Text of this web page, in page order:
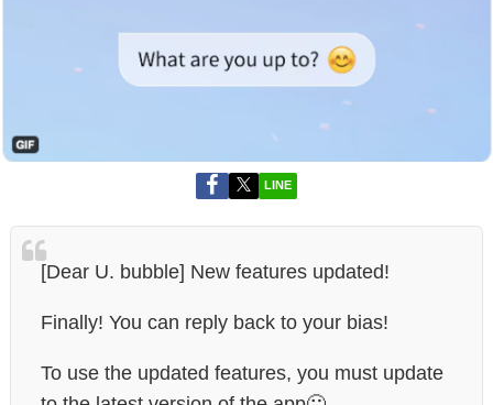
LINE
[Dear U. bubble] New features updated!
Finally! You can reply back to your bias!
To use the updated features, you must update